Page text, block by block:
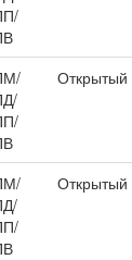
Открытый
Открытый